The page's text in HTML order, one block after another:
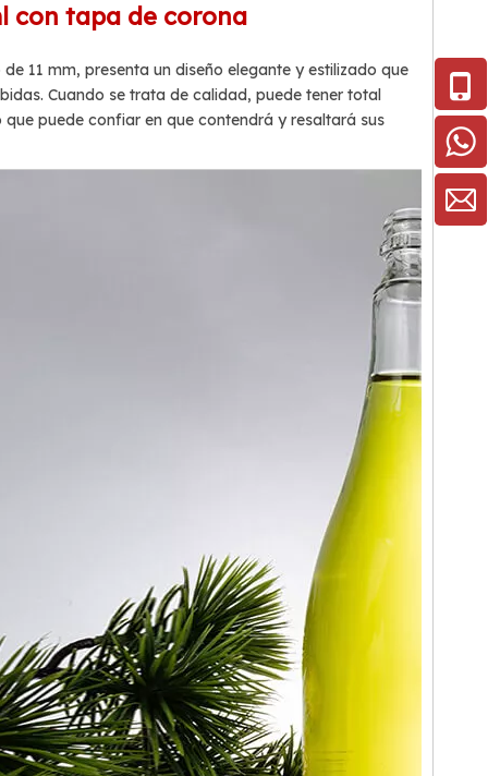
con tapa de corona
11 mm, presenta un diseño elegante y estilizado que
Cuando se trata de calidad, puede tener total
puede confiar en que contendrá y resaltará sus